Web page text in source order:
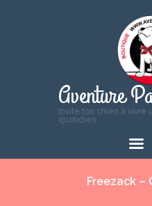
Aventure
Invite ton chien à vivre
quotidien
Freezack –